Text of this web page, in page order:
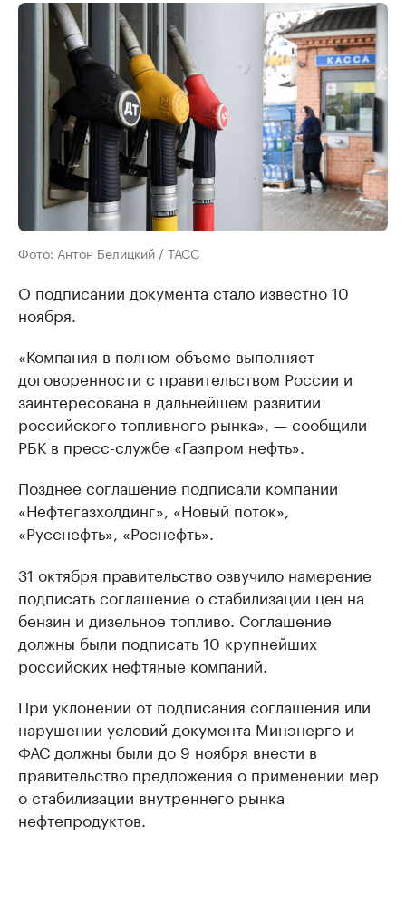
Фото: Антон Белицкий / ТАСС
О подписании документа стало известно 10
ноября.
«Компания в полном объеме выполняет
договоренности с правительством России и
заинтересована в дальнейшем развитии
российского топливного рынка», — сообщили
РБК в пресс-службе «Газпром нефть».
Позднее соглашение подписали компании
«Нефтегазхолдинг», «Новый поток»,
«Русснефть», «Роснефть».
31 октября правительство озвучило намерение
подписать соглашение о стабилизации цен на
бензин и дизельное топливо. Соглашение
должны были подписать 10 крупнейших
российских нефтяные компаний.
При уклонении от подписания соглашения или
нарушении условий документа Минэнерго и
ФАС должны были до 9 ноября внести в
правительство предложения о применении мер
о стабилизации внутреннего рынка
нефтепродуктов.